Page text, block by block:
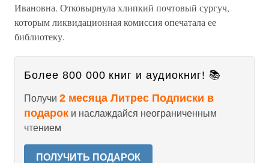
Ивановна. Отковырнула хлипкий почтовый сургуч,
которым ликвидационная комиссия опечатала ее
библиотеку.
Более 800 000 книг и аудиокниг! 📚
Получи 2 месяца Литрес Подписки в
подарок и наслаждайся неограниченным
чтением
ПОЛУЧИТЬ ПОДАРОК